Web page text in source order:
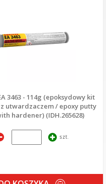
3463 - 114g (epoksydowy kit
utwardzaczem / epoxy putty
hardener) (IDH.265628)
szt.